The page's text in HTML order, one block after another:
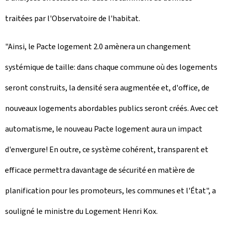
traitées par l'Observatoire de l'habitat.
"Ainsi, le Pacte logement 2.0 amènera un changement
systémique de taille: dans chaque commune où des logements
seront construits, la densité sera augmentée et, d'office, de
nouveaux logements abordables publics seront créés. Avec cet
automatisme, le nouveau Pacte logement aura un impact
d'envergure! En outre, ce système cohérent, transparent et
efficace permettra davantage de sécurité en matière de
planification pour les promoteurs, les communes et l'État", a
souligné le ministre du Logement Henri Kox.